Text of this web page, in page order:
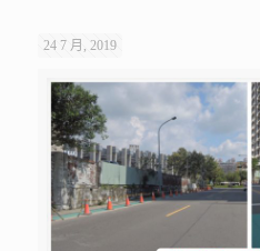
24 7 月, 2019